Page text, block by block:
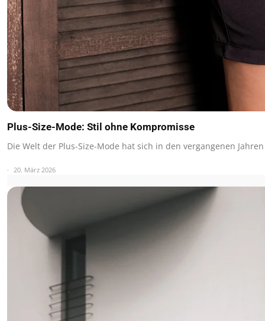
Plus-Size-Mode: Stil ohne Kompromisse
Die Welt der Plus-Size-Mode hat sich in den vergangenen
20. März 2026